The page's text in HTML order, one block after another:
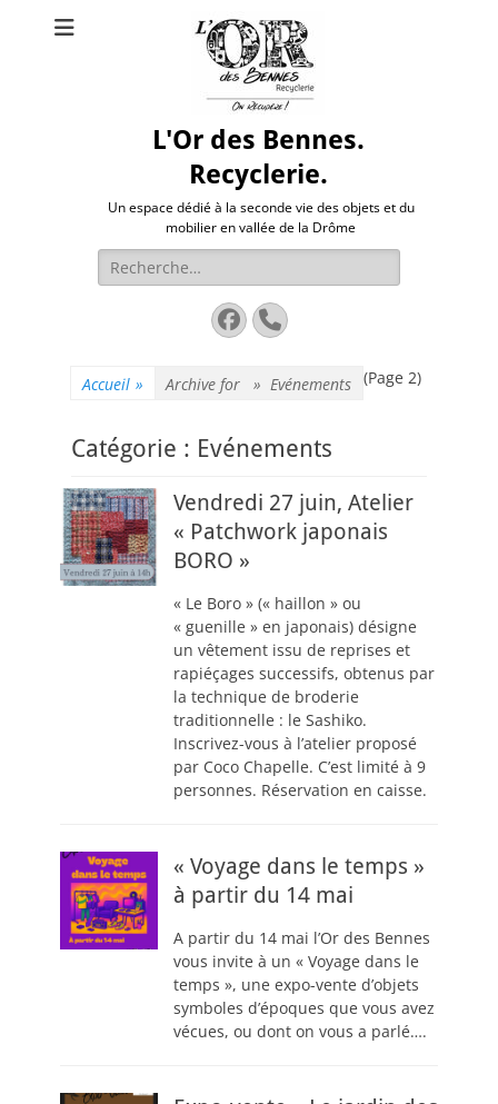
L'Or des Bennes.
Recyclerie.
Un espace dédié à la seconde vie des objets et du
mobilier en vallée de la Drôme
Rechercher :
Facebook
Tél
Accueil » Archive for » Evénements (Page 2)
Catégorie : Evénements
Vendredi 27 juin, Atelier
« Patchwork japonais
BORO »
« Le Boro » (« haillon » ou
« guenille » en japonais) désigne
un vêtement issu de reprises et
rapiéçages successifs, obtenus par
la technique de broderie
traditionnelle : le Sashiko.
Inscrivez-vous à l’atelier proposé
par Coco Chapelle. C’est limité à 9
personnes. Réservation en caisse.
« Voyage dans le temps »
à partir du 14 mai
A partir du 14 mai l’Or des Bennes
vous invite à un « Voyage dans le
temps », une expo-vente d’objets
symboles d’époques que vous avez
vécues, ou dont on vous a parlé….